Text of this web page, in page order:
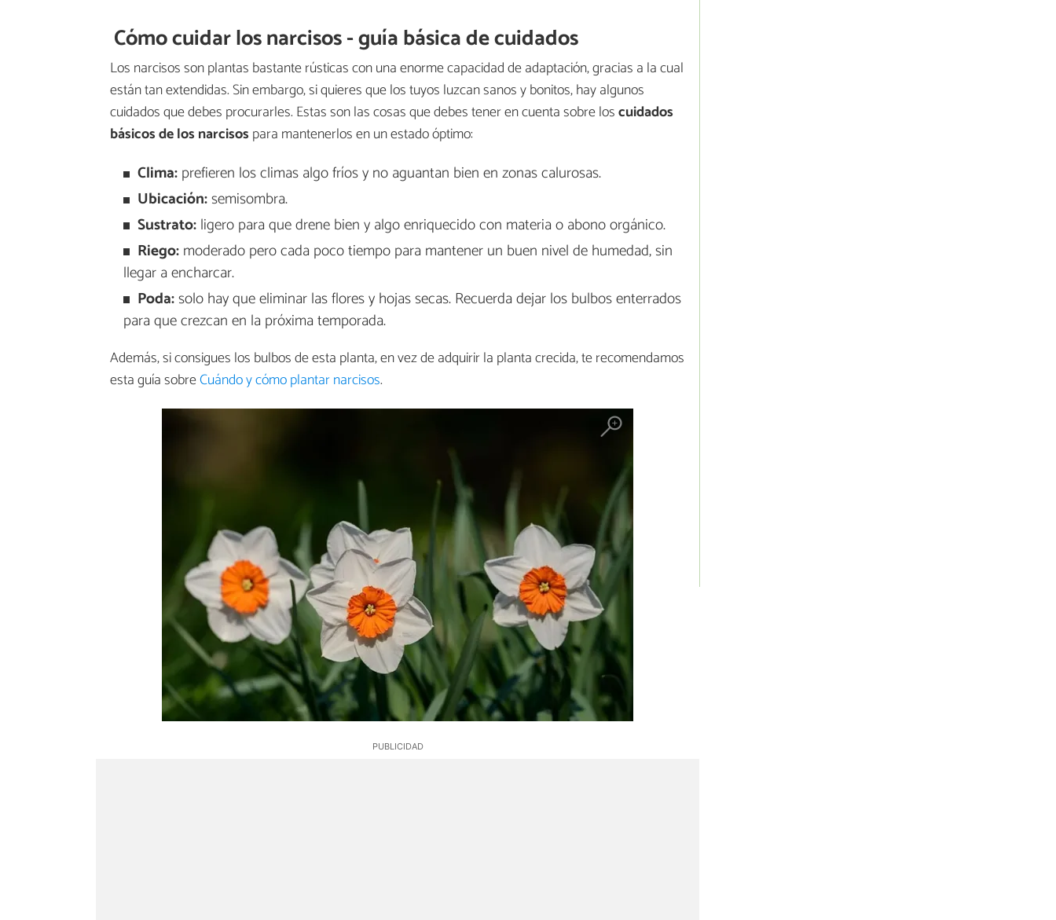
Cómo cuidar los narcisos - guía básica de cuidados
Los narcisos son plantas bastante rústicas con una enorme capacidad de adaptación, gracias a la cual
están tan extendidas. Sin embargo, si quieres que los tuyos luzcan sanos y bonitos, hay algunos
cuidados que debes procurarles. Estas son las cosas que debes tener en cuenta sobre loscuidados
básicos de los narcisos para mantenerlos en un estado óptimo:
Clima:prefieren los climas algo fríos y no aguantan bien en zonas calurosas.
Ubicación:semisombra.
Sustrato:ligero para que drene bien y algo enriquecido con materia o abono orgánico.
Riego:moderado pero cada poco tiempo para mantener un buen nivel de humedad, sin
llegar a encharcar.
Poda:solo hay que eliminar las flores y hojas secas. Recuerda dejar los bulbos enterrados
para que crezcan en la próxima temporada.
Además, si consigues los bulbos de esta planta, en vez de adquirir la planta crecida, te recomendamos
esta guía sobreCuándo y cómo plantar narcisos.